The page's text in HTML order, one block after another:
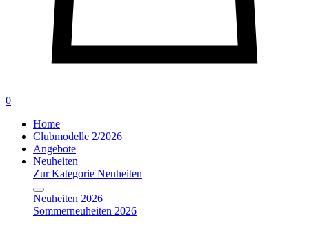
0
Home
Clubmodelle 2/2026
Angebote
Neuheiten
Zur Kategorie Neuheiten
Neuheiten 2026
Sommerneuheiten 2026